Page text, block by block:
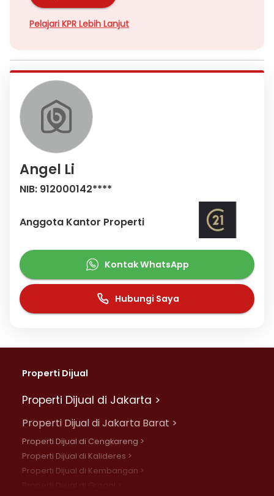
Pelajari KPR Lebih Lanjut
Angel Li
NIB: 912000142****
Anggota Kantor Properti
Kontak WhatsApp
Hubungi Saya
Properti Dijual
Properti Dijual di Jakarta >
Properti Dijual di Jakarta Barat >
Properti Dijual di Cengkareng >
Properti Dijual di Kalideres >
Properti Dijual di Kembangan >